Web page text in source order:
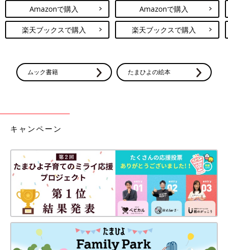
上の子たちを若いうちに産み、役員メンバーの中で最年少だった
私は、自らパソコン作業を買って出ることで他の役職を免れてい
たのです！(笑)
こそ通用した手。
次女の幼稚園では確実に年長者グループに所属している今の私で
も、この作戦は有効なのか！？
でいっちゃいました(笑)
役職回避だけが目的ではなく、単純にデータやお便り作成も好き
もちろんパソコン作業だけではなくてＰＴＡ主催のイベントや奉
仕作業などもあるので、他のメンバーの方たちと仲良く楽しく活
動できたらいいな。
次回に続く。
・[10年ぶりに出産しました]記事一覧
たまひよONLINEの育児マンガ一覧はこちら
Amazonで購入
楽天ブックスで購入
Amazonで購入
楽天ブックスで購入
ムック書籍 たまひよの絵本
キャンペーン